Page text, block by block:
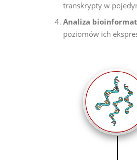
transkrypty w
Analiza
poziomów ich